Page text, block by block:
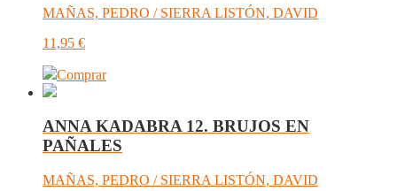
MAÑAS, PEDRO / SIERRA LISTÓN, DAVID
11,95 €
Comprar
ANNA KADABRA 12. BRUJOS EN
PAÑALES
MAÑAS, PEDRO / SIERRA LISTÓN, DAVID